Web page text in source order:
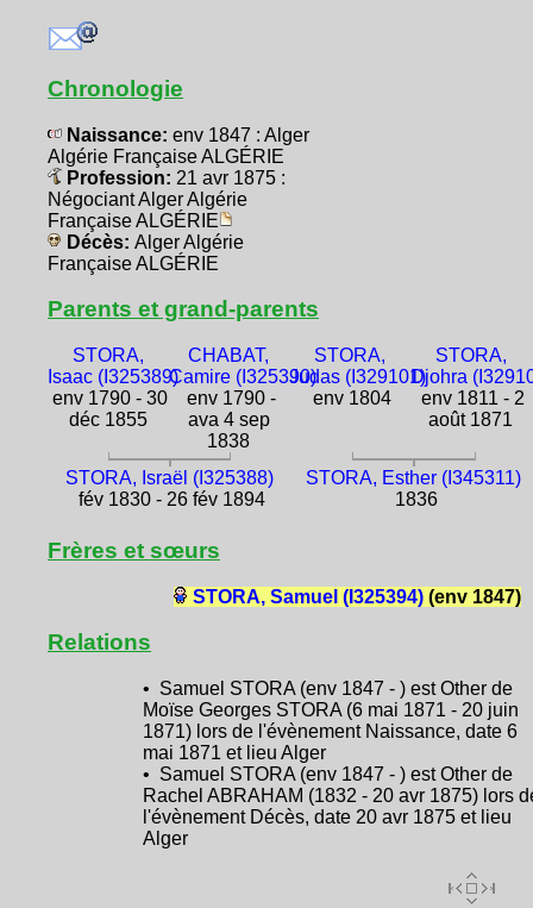
Chronologie
Naissance: env 1847 : Alger
Algérie Française ALGÉRIE
Profession: 21 avr 1875 :
Négociant Alger Algérie
Française ALGÉRIE
Décès: Alger Algérie
Française ALGÉRIE
Parents et grand-parents
STORA,
Isaac (I325389)
env 1790 - 30
déc 1855
CHABAT,
Camire (I325390)
env 1790 -
ava 4 sep
1838
STORA,
Judas (I329101)
env 1804
STORA,
Djohra
env 1811 - 2
août 1871
STORA, Israël (I325388)
fév 1830 - 26 fév 1894
STORA, Esther (I345311)
1836
Frères et sœurs
STORA, Samuel (I325394)(env 1847)
Relations
• Samuel STORA (env 1847 - ) est Other de
Moïse Georges STORA (6 mai 1871 - 20 juin
1871) lors de l'évènement Naissance, date 6
mai 1871 et lieu Alger
• Samuel STORA (env 1847 - ) est Other de
Rachel ABRAHAM (1832 - 20 avr 1875) lors
l'évènement Décès, date 20 avr 1875 et lieu
Alger